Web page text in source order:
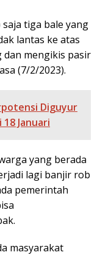
tiga bale yang
lantas ke atas
dan mengikis pasir
(7/2/2023).
Diguyur
Januari
yang berada
lagi banjir rob
pemerintah
masyarakat